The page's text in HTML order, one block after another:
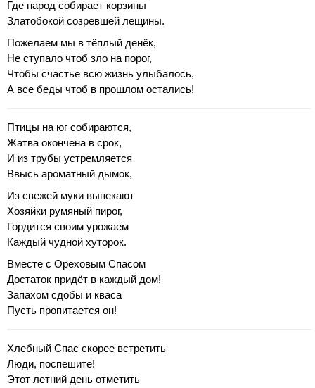
Где народ собирает корзины
Златобокой созревшей лещины.
Пожелаем мы в тёплый денёк,
Не ступало чтоб зло на порог,
Чтобы счастье всю жизнь улыбалось,
А все беды чтоб в прошлом остались!
Птицы на юг собираются,
Жатва окончена в срок,
И из трубы устремляется
Ввысь ароматный дымок,
Из свежей муки выпекают
Хозяйки румяный пирог,
Гордится своим урожаем
Каждый чудной хуторок.
Вместе с Ореховым Спасом
Достаток придёт в каждый дом!
Запахом сдобы и кваса
Пусть пропитается он!
Хлебный Спас скорее встретить
Люди, поспешите!
Этот летний день отметить